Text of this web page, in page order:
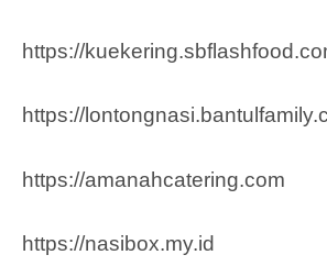
https://
https://
https://amanahcatering.com
https://nasibox.my.id